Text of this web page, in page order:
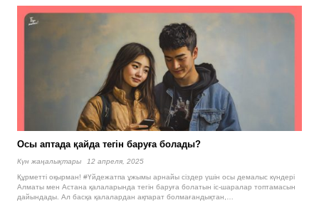
Осы аптада қайда тегін баруға болады?
Күн жаңалықтары
12 апреля, 2025
Құрметті оқырман! #Үйдежатпа ұжымы арнайы сіздер үшін осы демалыс күндері
Алматы мен Астана қалаларында тегін баруға болатын іс-шаралар топтамасын
дайындады. Ал басқа қалалардан ақпарат болмағандықтан,…